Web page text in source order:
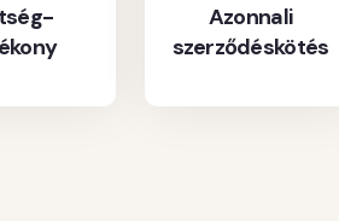
Azonnali
szerződéskötés